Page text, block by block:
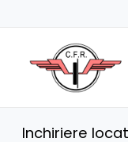
Inchiriere